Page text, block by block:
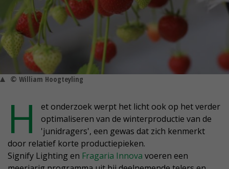
© William Hoogteyling
H
et onderzoek werpt het licht ook op het verder
optimaliseren van de winterproductie van de
'junidragers', een gewas dat zich kenmerkt
door relatief korte productiepieken.
Signify Lighting en Fragaria Innova voeren een